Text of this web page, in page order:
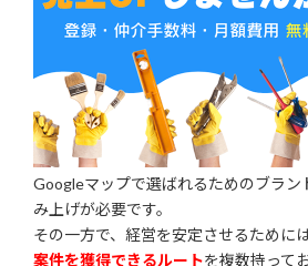
Googleマップで選ばれるためのブラン
み上げが必要です。
その一方で、経営を安定させるためには
案件を獲得できるルートを複数持って